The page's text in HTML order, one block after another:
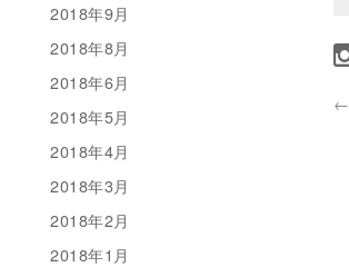
←
2018年9月
2018年8月
2018年6月
2018年5月
2018年4月
2018年3月
2018年2月
2018年1月